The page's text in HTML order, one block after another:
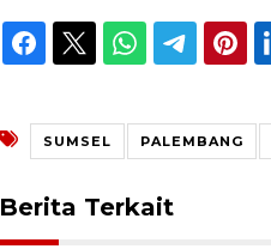
SUMSEL PALEMBANG
Berita Terkait